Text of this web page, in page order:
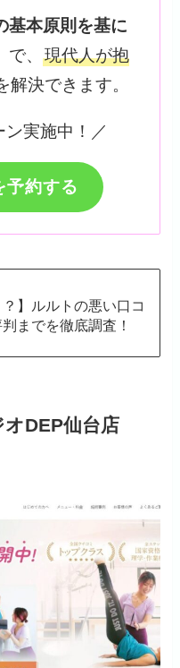
基本原則を基に
、 現代人が抱
解決できます。
ン実施中！／
予約する
？】ルルトの悪い口コ
までを徹底調査！
オDEP仙台店